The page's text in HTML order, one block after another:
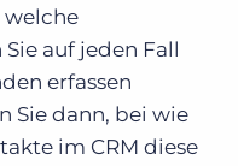
welche
auf jeden Fall
erfassen
Sie dann, bei wie
im CRM diese